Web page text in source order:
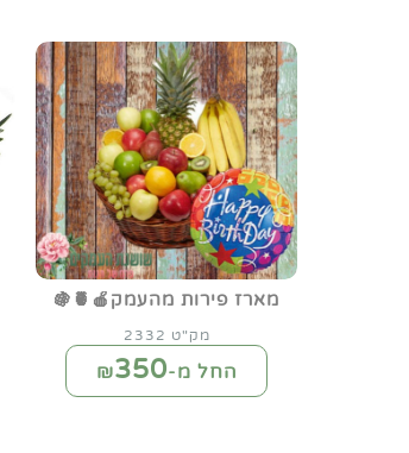
מארז פירות מהעמק🍎🍍🍇
מק"ט 2332
החל מ-₪350